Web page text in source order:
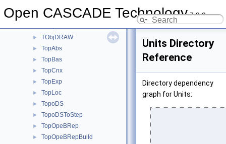
Open CASCADE Technology7.9.0
TNaming
► TObjDRAW
► TopAbs
► TopBas
► TopCnx
► TopExp
► TopLoc
► TopoDS
► TopoDSToStep
► TopOpeBRep
► TopOpeBRepBuild
Units Directory
Reference
Directory dependency
graph for Units: